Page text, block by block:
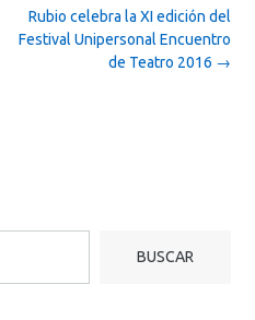
Rubio celebra la XI edición del
Festival Unipersonal Encuentro
de Teatro 2016 →
BUSCAR